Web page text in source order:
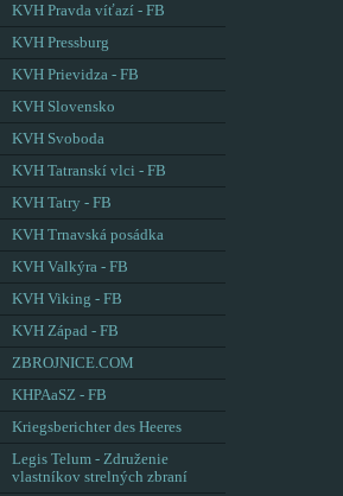
KVH Pravda víťazí - FB
KVH Pressburg
KVH Prievidza - FB
KVH Slovensko
KVH Svoboda
KVH Tatranskí vlci - FB
KVH Tatry - FB
KVH Trnavská posádka
KVH Valkýra - FB
KVH Viking - FB
KVH Západ - FB
ZBROJNICE.COM
KHPAaSZ - FB
Kriegsberichter des Heeres
Legis Telum - Združenie
vlastníkov strelných zbraní